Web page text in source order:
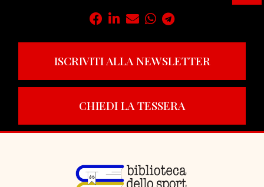
ISCRIVITI ALLA NEWSLETTER
CHIEDI LA TESSERA